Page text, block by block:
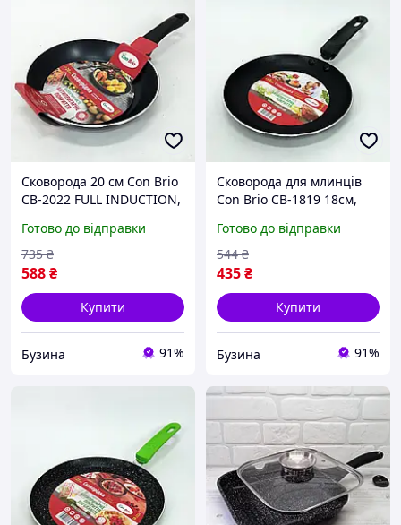
Сковорода 20 см Con Brio
СВ-2022 FULL INDUCTION,
дном, сковорода для
смаження buzyna
Готово до відправки
588₴
735 ₴
Купити
Бузина 91%
Сковорода для млинців
Con Brio CB-1819 18см,
дном, сковорода для
смаження 4005016_web
Готово до відправки
435₴
544 ₴
Купити
Бузина 91%